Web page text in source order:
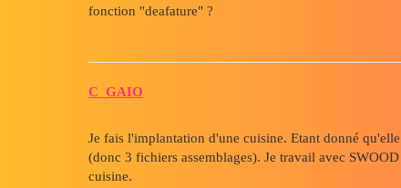
fonction "deafature" ?
C_GAIO
Je fais l'implantation d'une cuisine. Etant donné
(donc 3 fichiers assemblages). Je travail avec
cuisine.